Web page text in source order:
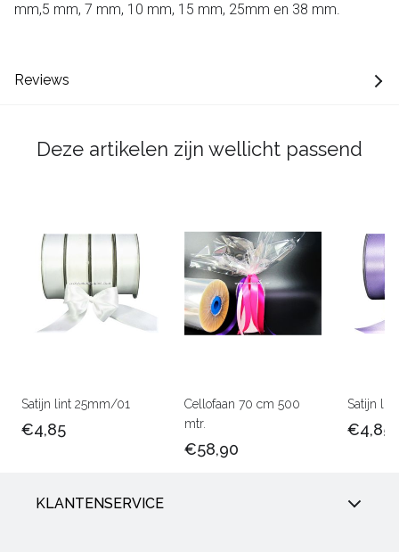
mm,5 mm, 7 mm, 10 mm, 15 mm, 25mm en 38 mm.
Reviews
Deze artikelen zijn wellicht passend
Satijn lint 25mm/01
€4,85
Cellofaan 70 cm 500
mtr.
€58,90
Satijn
€4,85
KLANTENSERVICE